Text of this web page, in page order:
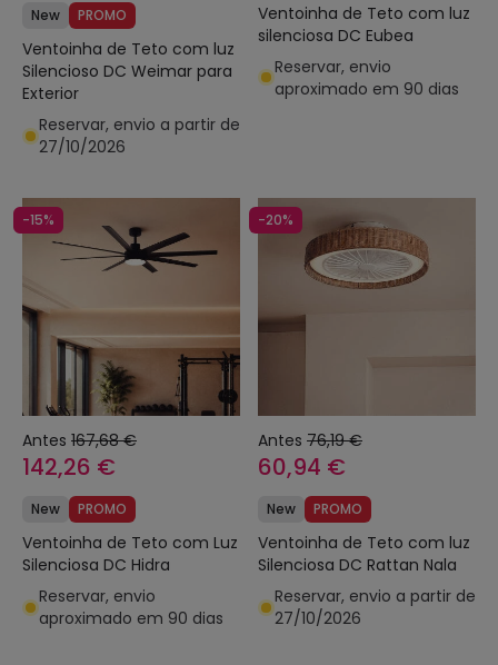
New PROMO
Ventoinha de Teto com luz
Silencioso DC Weimar para
Exterior
Reservar, envio a partir de
27/10/2026
Ventoinha de Teto com luz
silenciosa DC Eubea
Reservar, envio
aproximado em 90 dias
-15%
Antes 167,68 €
142,26 €
New PROMO
Ventoinha de Teto com Luz
Silenciosa DC Hidra
Reservar, envio
aproximado em 90 dias
-20%
Antes 76,19 €
60,94 €
New PROMO
Ventoinha de Teto com luz
Silenciosa DC Rattan Nala
Reservar, envio a partir de
27/10/2026